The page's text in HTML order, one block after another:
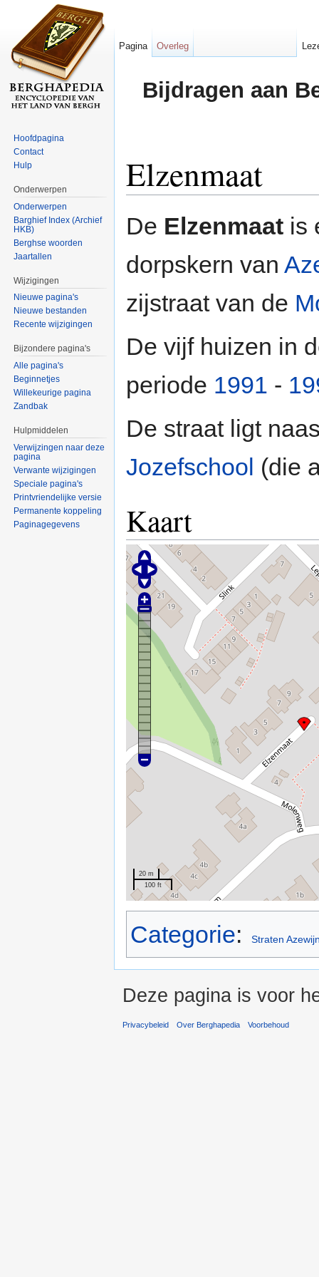
Bijdragen aan
Elzenmaat
De Elzenmaat is
dorpskern van
zijstraat van de
De vijf huizen in
periode 1991 -
De straat ligt
Jozefschool (die
Kaart
20 m
100 ft
Categorie: Straten
Pagina Overleg
Hoofdpagina
Contact
Hulp
Onderwerpen
Onderwerpen
Barghief Index (Archief
HKB)
Berghse woorden
Jaartallen
Wijzigingen
Nieuwe pagina's
Nieuwe bestanden
Recente wijzigingen
Bijzondere pagina's
Alle pagina's
Beginnetjes
Willekeurige pagina
Zandbak
Hulpmiddelen
Verwijzingen naar deze
pagina
Verwante wijzigingen
Speciale pagina's
Printvriendelijke versie
Permanente koppeling
Paginagegevens
Deze pagina is voor
Privacybeleid Over Berghapedia Voorbehoud